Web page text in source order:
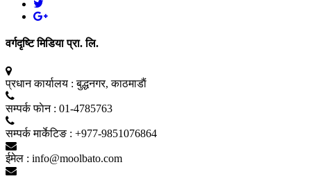
वर्गदृष्टि मिडिया प्रा. लि.
प्रधान कार्यालय : बुद्धनगर, काठमाडाैं
सम्पर्क फाेन : 01-4785763
सम्पर्क मार्केटिङ : +977-9851076864
ईमेल : info@moolbato.com